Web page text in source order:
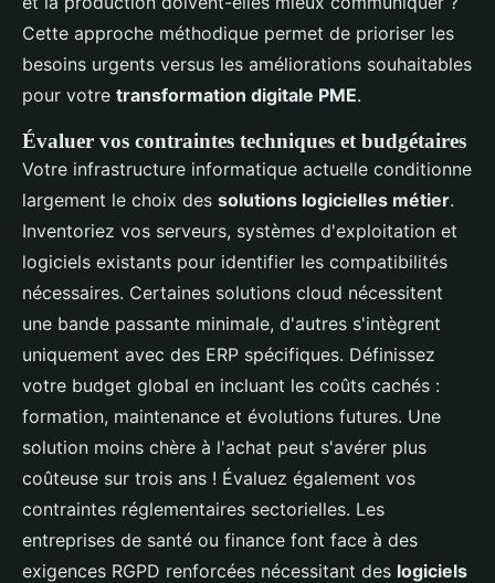
Cette approche méthodique permet de prioriser les
besoins urgents versus les améliorations souhaitables
pour votre transformation digitale PME.
Évaluer vos contraintes techniques et budgétaires
Votre infrastructure informatique actuelle conditionne
largement le choix des solutions logicielles métier.
Inventoriez vos serveurs, systèmes d'exploitation et
logiciels existants pour identifier les compatibilités
nécessaires. Certaines solutions cloud nécessitent
une bande passante minimale, d'autres s'intègrent
uniquement avec des ERP spécifiques. Définissez
votre budget global en incluant les coûts cachés :
formation, maintenance et évolutions futures. Une
solution moins chère à l'achat peut s'avérer plus
coûteuse sur trois ans ! Évaluez également vos
contraintes réglementaires sectorielles. Les
entreprises de santé ou finance font face à des
exigences RGPD renforcées nécessitant des logiciels